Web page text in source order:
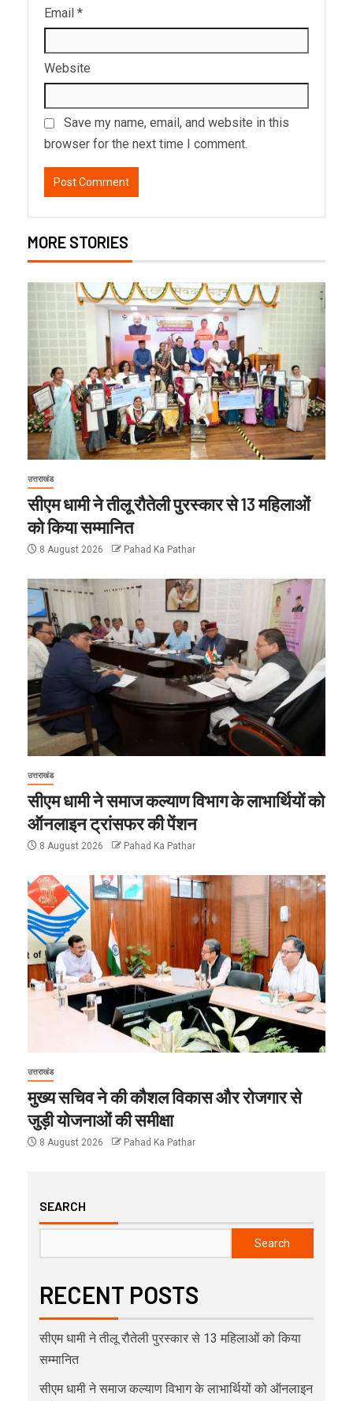
Email *
Website
Save my name, email, and website in this
browser for the next time I comment.
MORE STORIES
उत्तराखंड
सीएम धामी ने तीलू रौतेली पुरस्कार से 13 महिलाओं
को किया सम्मानित
8 August 2026 Pahad Ka Pathar
उत्तराखंड
सीएम धामी ने समाज कल्याण विभाग के लाभार्थियों को
ऑनलाइन ट्रांसफर की पेंशन
8 August 2026 Pahad Ka Pathar
उत्तराखंड
मुख्य सचिव ने की कौशल विकास और रोजगार से
जुड़ी योजनाओं की समीक्षा
8 August 2026 Pahad Ka Pathar
SEARCH
Search
RECENT POSTS
सीएम धामी ने तीलू रौतेली पुरस्कार से 13 महिलाओं को किया
सम्मानित
सीएम धामी ने समाज कल्याण विभाग के लाभार्थियों को ऑनलाइन